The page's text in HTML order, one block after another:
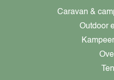
Caravan &
Outdoor